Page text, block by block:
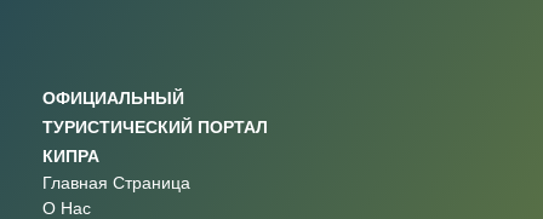
ОФИЦИАЛЬНЫЙ
ТУРИСТИЧЕСКИЙ ПОРТАЛ
КИПРА
Главная Страница
О Нас